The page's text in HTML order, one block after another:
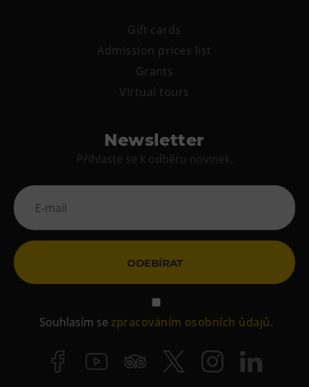
Gift cards
Admission prices list
Grants
Virtual tours
Newsletter
Přihlaste se k odběru novinek.
ODEBÍRAT
Souhlasím sezpracováním osobních údajů.